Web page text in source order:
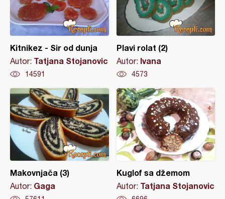
Kitnikez - Sir od dunja
Autor: Tatjana Stojanovic
14591
Plavi rolat (2)
Autor: Ivana
4573
Makovnjača (3)
Autor: Gaga
Kuglof sa džemom
Autor: Tatjana Stojanovic